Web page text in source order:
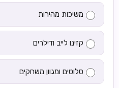
משיכות מהירות
קזינו לייב ודילרים
סלוטים ומגוון משחקים